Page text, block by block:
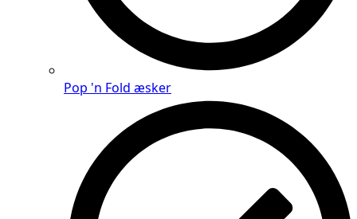
Pop 'n Fold æsker